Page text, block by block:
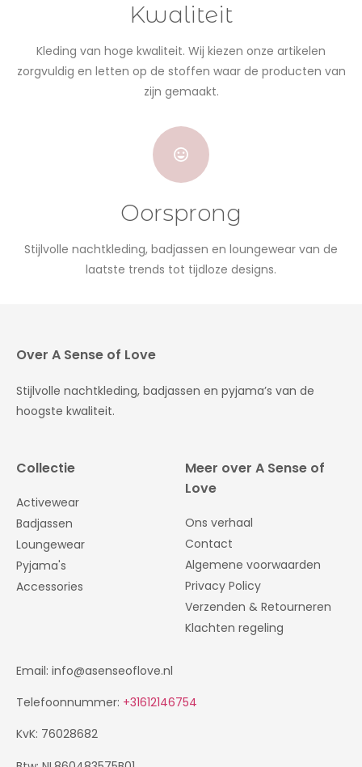
Kwaliteit
Kleding van hoge kwaliteit. Wij kiezen onze artikelen
zorgvuldig en letten op de stoffen waar de producten van
zijn gemaakt.
Oorsprong
Stijlvolle nachtkleding, badjassen en loungewear van de
laatste trends tot tijdloze designs.
Over A Sense of Love
Stijlvolle nachtkleding, badjassen en pyjama’s van de
hoogste kwaliteit.
Collectie
Activewear
Badjassen
Loungewear
Pyjama's
Accessories
Meer over A Sense of
Love
Ons verhaal
Contact
Algemene voorwaarden
Privacy Policy
Verzenden & Retourneren
Klachten regeling
Email: info@asenseoflove.nl
Telefoonnummer: +31612146754
KvK: 76028682